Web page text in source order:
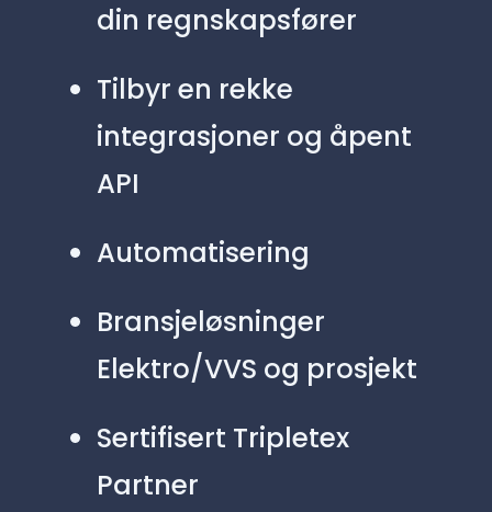
din regnskapsfører
Tilbyr en rekke
integrasjoner og åpent
API
Automatisering
Bransjeløsninger
Elektro/VVS og prosjekt
Sertifisert Tripletex
Partner